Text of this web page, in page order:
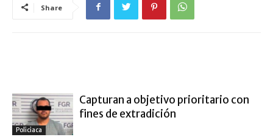
Share
Policiaca
Capturan a objetivo prioritario con
fines de extradición